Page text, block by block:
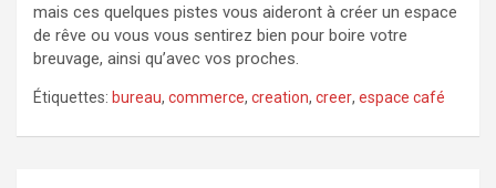
mais ces quelques pistes vous aideront à créer un espace
de rêve ou vous vous sentirez bien pour boire votre
breuvage, ainsi qu’avec vos proches.
Étiquettes: bureau, commerce, creation, creer, espace café